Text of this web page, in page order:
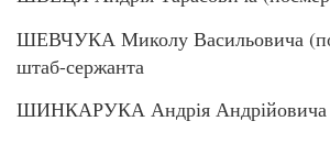
ШЕВЧУКА Миколу Васильовича
штаб-сержанта
ШИНКАРУКА Андрія Андрійовича